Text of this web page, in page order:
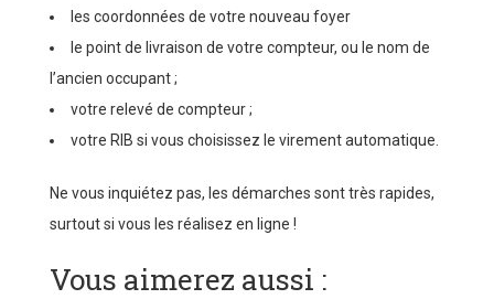
les coordonnées de votre nouveau foyer
le point de livraison de votre compteur, ou le nom de
l’ancien occupant ;
votre relevé de compteur ;
votre RIB si vous choisissez le virement automatique.
Ne vous inquiétez pas, les démarches sont très rapides,
surtout si vous les réalisez en ligne !
Vous aimerez aussi :